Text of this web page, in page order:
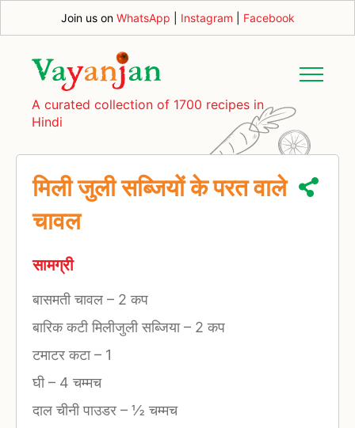
Join us on WhatsApp Instagram Facebook
A curated collection of 1700 recipes in
Hindi
मिली जुली सब्जियों के परत वाले
चावल
सामग्री
बासमती चावल – 2 कप
बारिक कटी मिलीजुली सब्जिया– 2 कप
टमाटर कटा– 1
घी– 4 चम्मच
दाल चीनी पाउडर – ½ चम्मच